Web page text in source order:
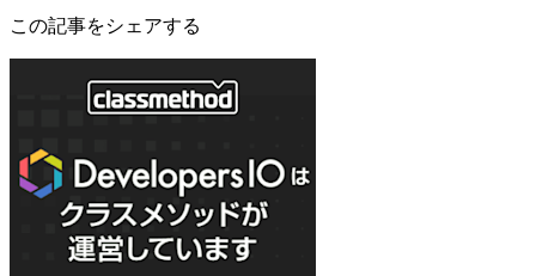
この記事をシェアする